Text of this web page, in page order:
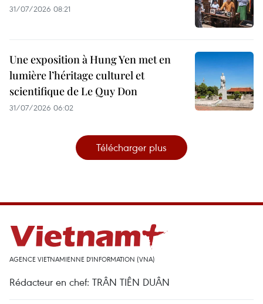
31/07/2026 08:21
Une exposition à Hung Yen met en
lumière l’héritage culturel et
scientifique de Le Quy Don
31/07/2026 06:02
Télécharger plus
AGENCE VIETNAMIENNE D'INFORMATION (VNA)
Rédacteur en chef: TRÂN TIÊN DUÂN